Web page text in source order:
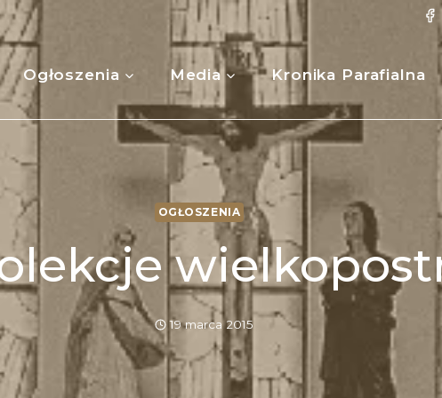
Ogłoszenia Media Kronika Parafialna
OGŁOSZENIA
19 marca 2015